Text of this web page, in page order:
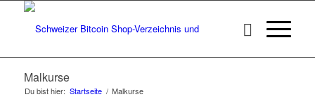
Malkurse
Du bist hier: Startseite / Malkurse